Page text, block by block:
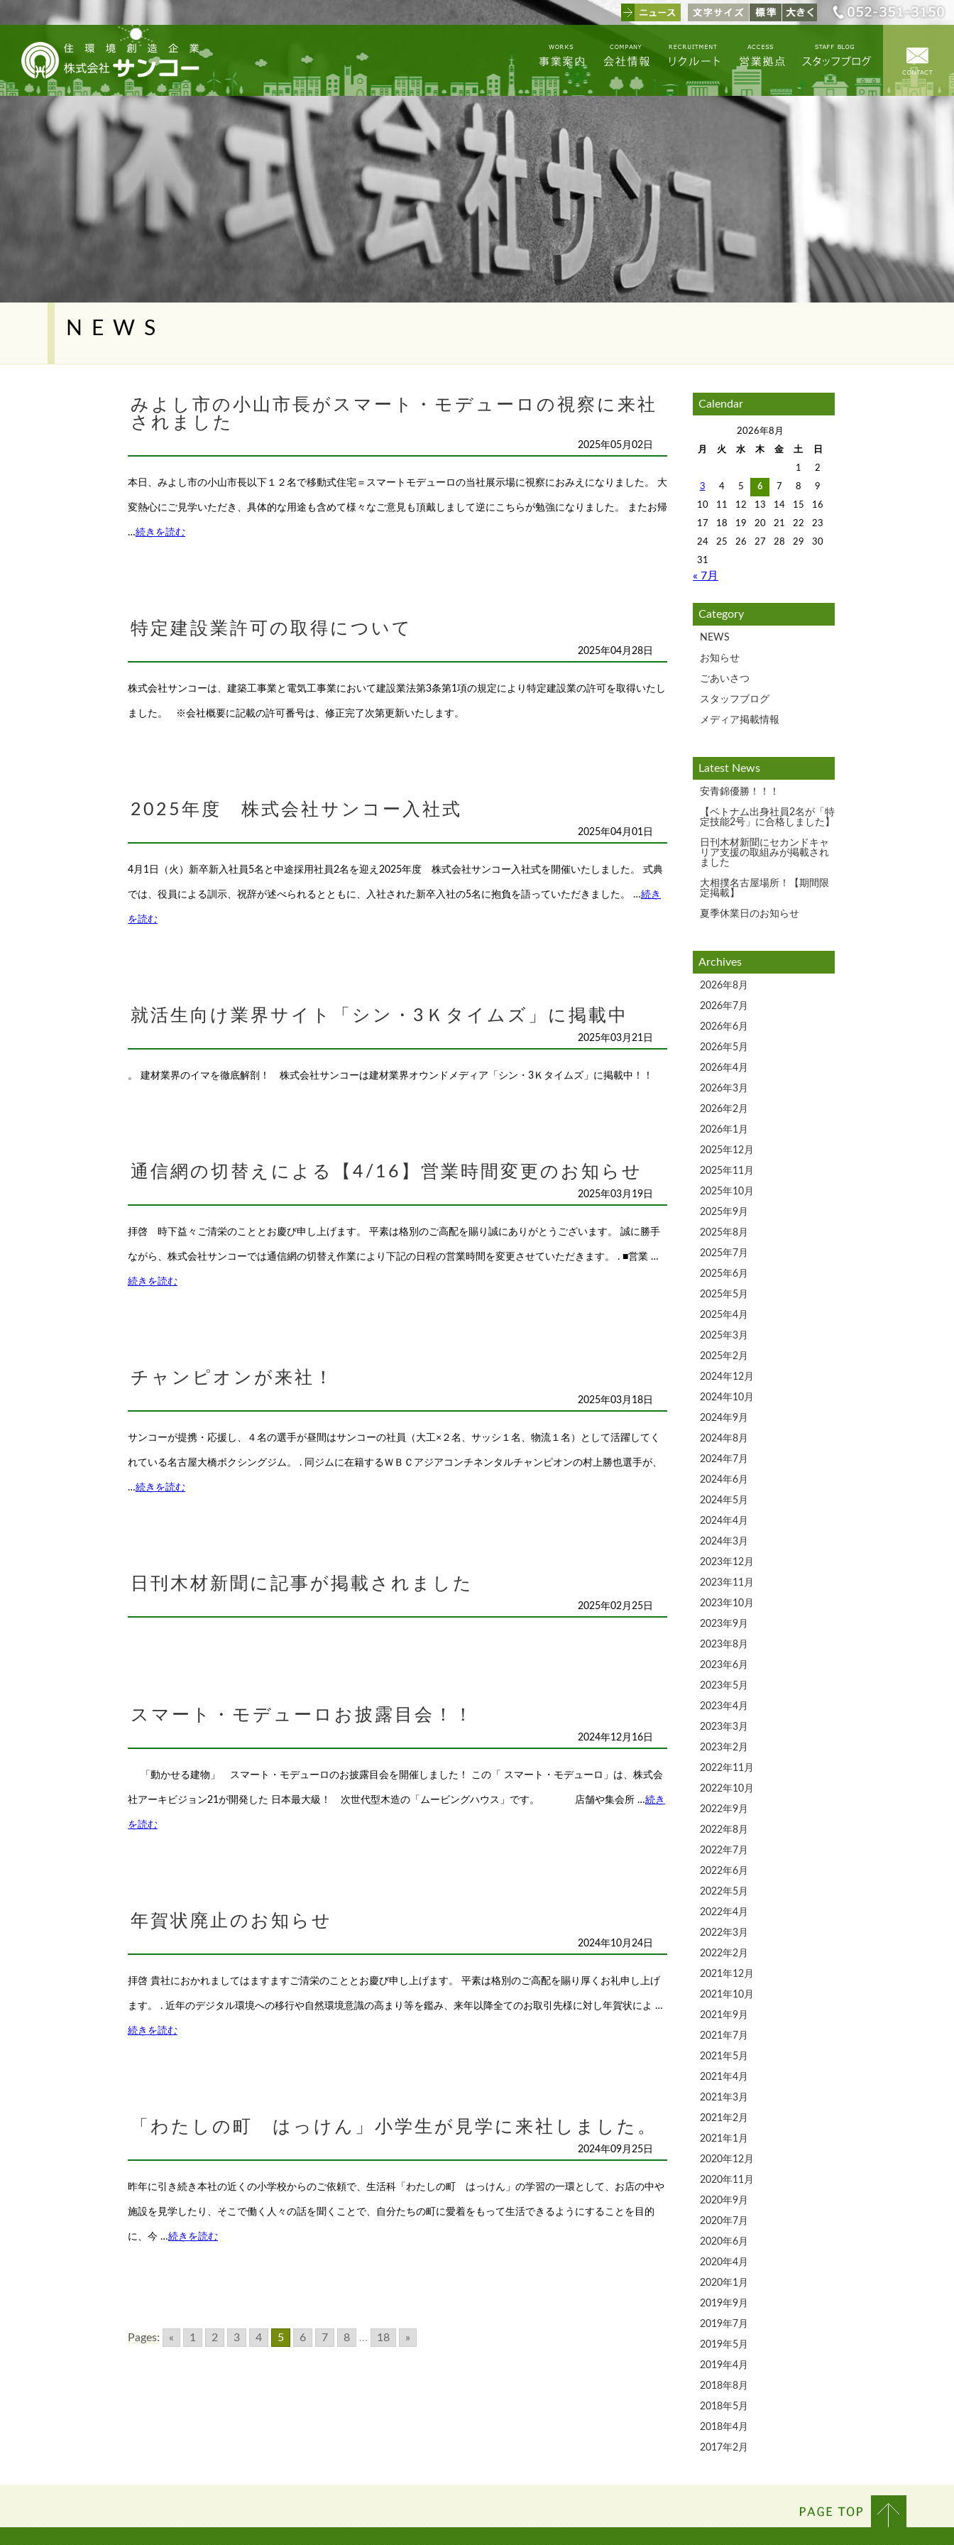
NEWS
みよし市の小山市長がスマート・モデューロの視察に来社
されました
2025年05月02日
本日、みよし市の小山市長以下１２名で移動式住宅＝スマートモデューロの当社展示場に視察におみえになりました。 大
変熱心にご見学いただき、具体的な用途も含めて様々なご意見も頂戴しまして逆にこちらが勉強になりました。 またお帰
…続きを読む
特定建設業許可の取得について
2025年04月28日
株式会社サンコーは、建築工事業と電気工事業において建設業法第3条第1項の規定により特定建設業の許可を取得いたし
ました。 ※会社概要に記載の許可番号は、修正完了次第更新いたします。
2025年度 株式会社サンコー入社式
2025年04月01日
4月1日（火）新卒新入社員5名と中途採用社員2名を迎え2025年度 株式会社サンコー入社式を開催いたしました。 式典
では、役員による訓示、祝辞が述べられるとともに、入社された新卒入社の5名に抱負を語っていただきました。 …続き
を読む
就活生向け業界サイト「シン・3Ｋタイムズ」に掲載中
2025年03月21日
。 建材業界のイマを徹底解剖！ 株式会社サンコーは建材業界オウンドメディア「シン・3Ｋタイムズ」に掲載中！！
通信網の切替えによる【4/16】営業時間変更のお知らせ
2025年03月19日
拝啓 時下益々ご清栄のこととお慶び申し上げます。 平素は格別のご高配を賜り誠にありがとうございます。 誠に勝手
ながら、株式会社サンコーでは通信網の切替え作業により下記の日程の営業時間を変更させていただきます。 . ■営業 …
続きを読む
チャンピオンが来社！
2025年03月18日
サンコーが提携・応援し、４名の選手が昼間はサンコーの社員（大工×２名、サッシ１名、物流１名）として活躍してく
れている名古屋大橋ボクシングジム。 . 同ジムに在籍するＷＢＣアジアコンチネンタルチャンピオンの村上勝也選手が、
…続きを読む
日刊木材新聞に記事が掲載されました
2025年02月25日
スマート・モデューロお披露目会！！
2024年12月16日
「動かせる建物」 スマート・モデューロのお披露目会を開催しました！ この「 スマート・モデューロ」は、株式会
社アーキビジョン21が開発した 日本最大級！ 次世代型木造の「ムービングハウス」です。 店舗や集会所 …続き
を読む
年賀状廃止のお知らせ
2024年10月24日
拝啓 貴社におかれましてはますますご清栄のこととお慶び申し上げます。 平素は格別のご高配を賜り厚くお礼申し上げ
ます。 . 近年のデジタル環境への移行や自然環境意識の高まり等を鑑み、来年以降全てのお取引先様に対し年賀状によ …
続きを読む
「わたしの町 はっけん」小学生が見学に来社しました。
2024年09月25日
昨年に引き続き本社の近くの小学校からのご依頼で、生活科「わたしの町 はっけん」の学習の一環として、お店の中や
施設を見学したり、そこで働く人々の話を聞くことで、自分たちの町に愛着をもって生活できるようにすることを目的
に、今 …続きを読む
Pages: « 1 2 3 4 5 6 7 8 ... 18 »
Calendar
2026年8月
月
火 水 木 金 土
日
1
2
3
4 5 6 7 8
9
10
11 12 13 14 15
16
17
18 19 20 21 22
23
24
25 26 27 28 29
30
31
« 7月
Category
NEWS
お知らせ
ごあいさつ
スタッフブログ
メディア掲載情報
Latest News
安青錦優勝！！！
【ベトナム出身社員2名が「特
定技能2号」に合格しました】
日刊木材新聞にセカンドキャ
リア支援の取組みが掲載され
ました
大相撲名古屋場所！【期間限
定掲載】
夏季休業日のお知らせ
Archives
2026年8月
2026年7月
2026年6月
2026年5月
2026年4月
2026年3月
2026年2月
2026年1月
2025年12月
2025年11月
2025年10月
2025年9月
2025年8月
2025年7月
2025年6月
2025年5月
2025年4月
2025年3月
2025年2月
2024年12月
2024年10月
2024年9月
2024年8月
2024年7月
2024年6月
2024年5月
2024年4月
2024年3月
2023年12月
2023年11月
2023年10月
2023年9月
2023年8月
2023年6月
2023年5月
2023年4月
2023年3月
2023年2月
2022年11月
2022年10月
2022年9月
2022年8月
2022年7月
2022年6月
2022年5月
2022年4月
2022年3月
2022年2月
2021年12月
2021年10月
2021年9月
2021年7月
2021年5月
2021年4月
2021年3月
2021年2月
2021年1月
2020年12月
2020年11月
2020年9月
2020年7月
2020年6月
2020年4月
2020年1月
2019年9月
2019年7月
2019年5月
2019年4月
2018年8月
2018年5月
2018年4月
2017年2月